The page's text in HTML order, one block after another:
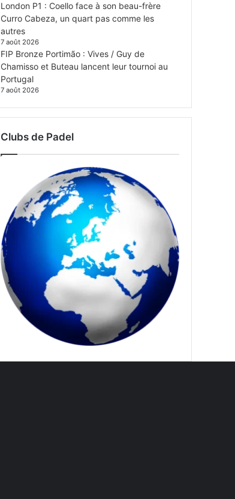
London P1 : Coello face à son beau-frère
Curro Cabeza, un quart pas comme les
autres
7 août 2026
FIP Bronze Portimão : Vives / Guy de
Chamisso et Buteau lancent leur tournoi au
Portugal
7 août 2026
Clubs de Padel